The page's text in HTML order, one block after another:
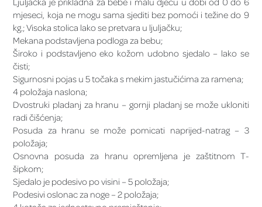
mjeseci, koja ne mogu sama sjediti bez pomoći i težine do 9
kg.; Visoka stolica lako se pretvara u ljuljačku;
Mekana podstavljena podloga za bebu;
Široko i podstavljeno eko kožom udobno sjedalo – lako se
čisti;
Sigurnosni pojas u 5 točaka s mekim jastučićima za ramena;
4 položaja naslona;
Dvostruki pladanj za hranu – gornji pladanj se može ukloniti
radi čišćenja;
Posuda za hranu se može pomicati naprijed-natrag – 3
položaja;
Osnovna posuda za hranu opremljena je zaštitnom T-
šipkom;
Sjedalo je podesivo po visini – 5 položaja;
Podesivi oslonac za noge – 2 položaja;